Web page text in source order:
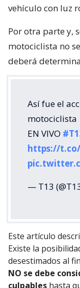
vehículo con luz
Por otra parte y,
motociclista no
deberá
Así fue el
motociclista
EN VIVO
https://
— T13
Este artículo
Existe la
desestimados al
NO se debe
culpables hasta